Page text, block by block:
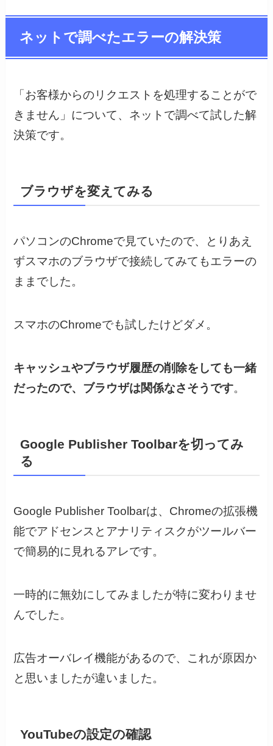
ネットで調べたエラーの解決策
「お客様からのリクエストを処理することがで
きません」について、ネットで調べて試した解
決策です。
ブラウザを変えてみる
パソコンのChromeで見ていたので、とりあえ
ずスマホのブラウザで接続してみてもエラーの
ままでした。
スマホのChromeでも試したけどダメ。
キャッシュやブラウザ履歴の削除をしても一緒
だったので、ブラウザは関係なさそうです。
Google Publisher Toolbarを切ってみ
る
Google Publisher Toolbarは、Chromeの拡張機
能でアドセンスとアナリティスクがツールバー
で簡易的に見れるアレです。
一時的に無効にしてみましたが特に変わりませ
んでした。
広告オーバレイ機能があるので、これが原因か
と思いましたが違いました。
YouTubeの設定の確認